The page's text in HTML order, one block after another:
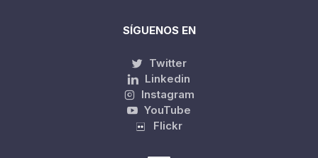
SÍGUENOS EN
Twitter
Linkedin
Instagram
YouTube
Flickr